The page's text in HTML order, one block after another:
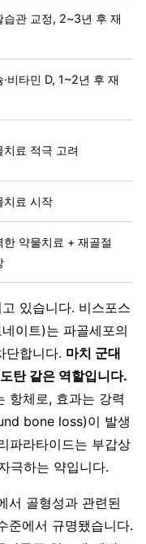
습관 교정, 2~3년 후 재
·비타민 D, 1~2년 후 재
치료 적극 고려
치료 시작
한 약물치료 + 재골절
있습니다. 비스포스
이트)는 파골세포의
단합니다. 마치 군대
탄 같은 역할입니다.
항체로, 효과는 강력
bone loss)이 발생
파라타이드는 부갑상
극하는 약입니다.
서 골형성과 관련된
준에서 규명됐습니다.